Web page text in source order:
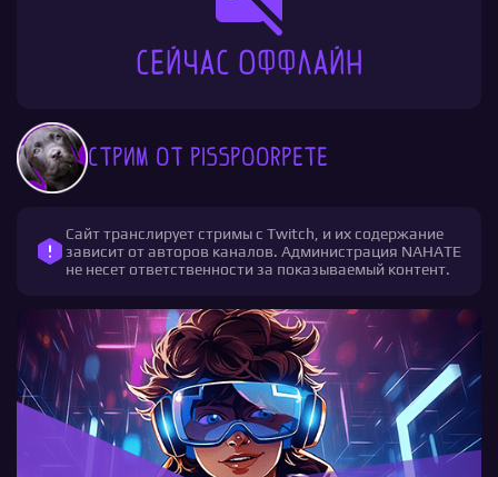
Стрим от PissPoorPete
Сайт транслирует стримы с Twitch, и их содержание
зависит от авторов каналов. Администрация NAHATE
не несет ответственности за показываемый контент.
Сейчас оффлайн